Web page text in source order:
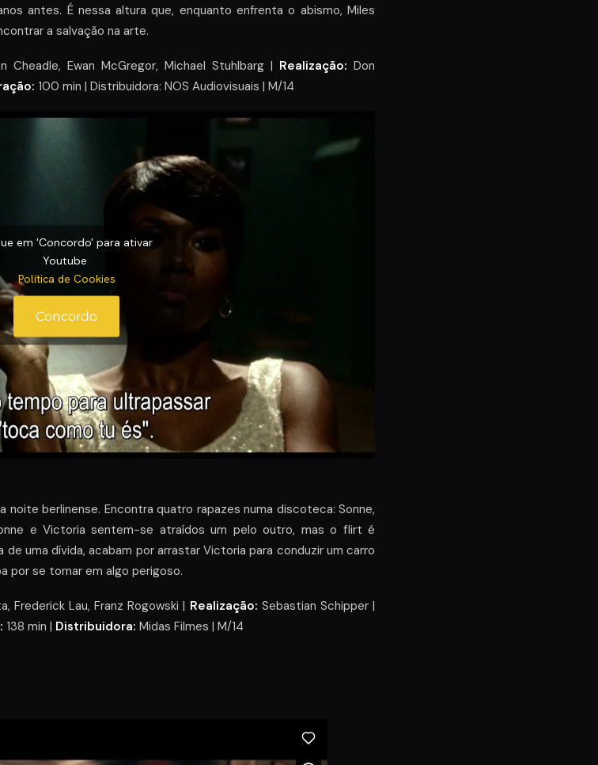
antes. É nessa altura que, enquanto enfrenta o abismo, Miles
a salvação na arte.
Cheadle, Ewan McGregor, Michael Stuhlbarg | Realização: Don
100 min | Distribuidora: NOS Audiovisuais | M/14
em 'Concordo' para ativar
Youtube
Política de Cookies
Concordo
noite berlinense. Encontra quatro rapazes numa discoteca: Sonne,
e Victoria sentem-se atraídos um pelo outro, mas o flirt é
uma dívida, acabam por arrastar Victoria para conduzir um carro
por se tornar em algo perigoso.
Frederick Lau, Franz Rogowski | Realização: Sebastian Schipper |
138 min | Distribuidora: Midas Filmes | M/14